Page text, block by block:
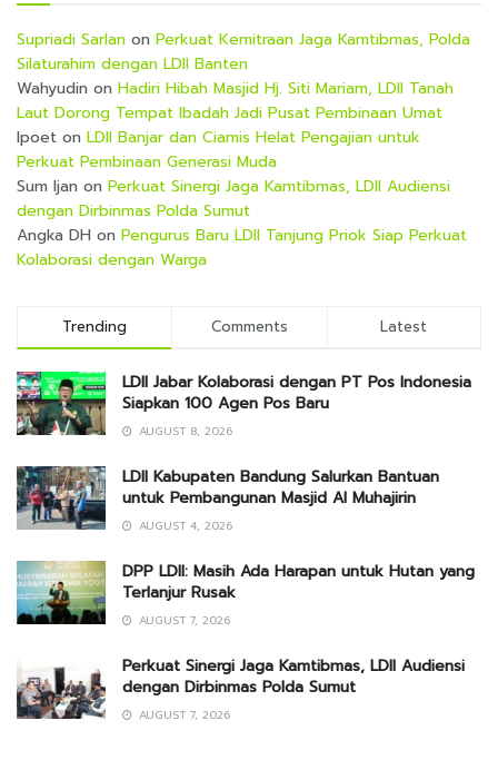
Supriadi Sarlan on Perkuat Kemitraan Jaga Kamtibmas, Polda
Silaturahim dengan LDII Banten
Wahyudin on Hadiri Hibah Masjid Hj. Siti Mariam, LDII Tanah
Laut Dorong Tempat Ibadah Jadi Pusat Pembinaan Umat
Ipoet on LDII Banjar dan Ciamis Helat Pengajian untuk
Perkuat Pembinaan Generasi Muda
Sum Ijan on Perkuat Sinergi Jaga Kamtibmas, LDII Audiensi
dengan Dirbinmas Polda Sumut
Angka DH on Pengurus Baru LDII Tanjung Priok Siap Perkuat
Kolaborasi dengan Warga
Trending Comments Latest
LDII Jabar Kolaborasi dengan PT Pos Indonesia
Siapkan 100 Agen Pos Baru
AUGUST 8, 2026
LDII Kabupaten Bandung Salurkan Bantuan
untuk Pembangunan Masjid Al Muhajirin
AUGUST 4, 2026
DPP LDII: Masih Ada Harapan untuk Hutan yang
Terlanjur Rusak
AUGUST 7, 2026
Perkuat Sinergi Jaga Kamtibmas, LDII Audiensi
dengan Dirbinmas Polda Sumut
AUGUST 7, 2026